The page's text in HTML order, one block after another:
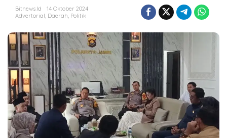
l
a
t
i
k
n
P
i
m
p
i
n
Bitnews.id
14 Oktober 2024
Advertorial, Daerah, Politik